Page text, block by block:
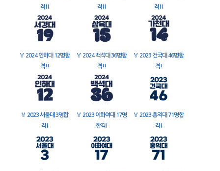
격!!
격!!
격!!
🏅 2024 인하대 12명합
격!!
🏅 2024 백석대 36명합
격!!
🏅 2023 건국대 46명합
격!
🏅 2023 서울대 3명합
격!
🏅 2023 이화여대 17명
합격!
🏅 2023 홍익대 71명합
격!